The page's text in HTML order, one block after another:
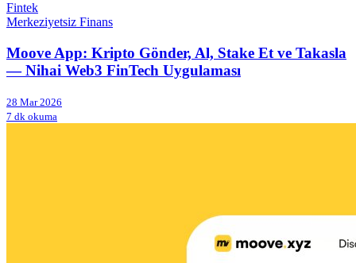
Fintek
Merkeziyetsiz Finans
Moove App: Kripto Gönder, Al, Stake Et ve Takasla
— Nihai Web3 FinTech Uygulaması
28 Mar 2026
7 dk okuma